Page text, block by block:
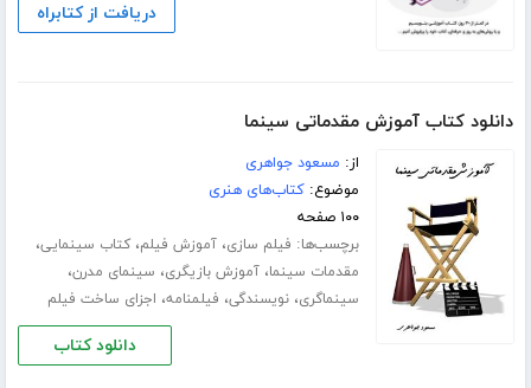
دریافت از کتابراه
دانلود کتاب آموزش مقدماتی سینما
از: مسعود جواهری
موضوع:کتاب‌های هنری
۱۰۰ صفحه
برچسب‌ها: فیلم سازی،آموزش فیلم،کتاب سینمایی،
مقدمات سینما،آموزش بازیگری، سینمای مدرن،
سینماگری،نویسندگی، فیلمنامه، اجزای ساخت فیلم
دانلود کتاب